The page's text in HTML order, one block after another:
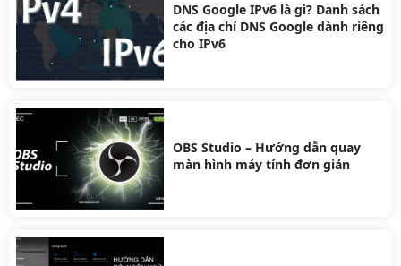
DNS Google IPv6 là gì? Danh sách
các địa chỉ DNS Google dành riêng
cho IPv6
OBS Studio – Hướng dẫn quay
màn hình máy tính đơn giản